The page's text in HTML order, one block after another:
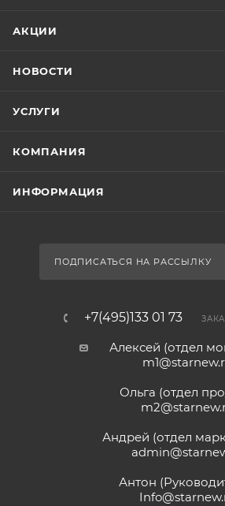
АКЦИИ
НОВОСТИ
УСЛУГИ
КОМПАНИЯ
ИНФОРМАЦИЯ
ПОДПИСАТЬСЯ НА РАССЫЛКУ
+7(495)133 01 73
Алексей (отдел
Ольга (отдел
Андрей (отдел
Антон